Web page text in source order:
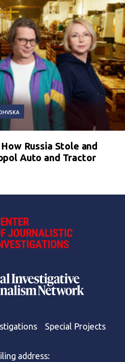
Russia Stole and
Auto and Tractor
Special Projects
address: